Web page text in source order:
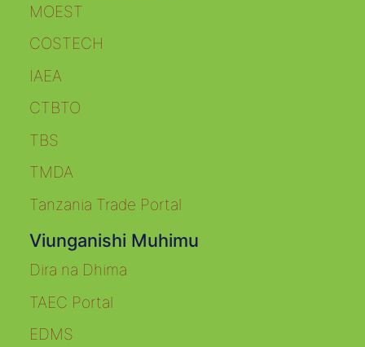
MOEST
COSTECH
IAEA
CTBTO
TBS
TMDA
Tanzania Trade Portal
Viunganishi Muhimu
Dira na Dhima
TAEC Portal
EDMS